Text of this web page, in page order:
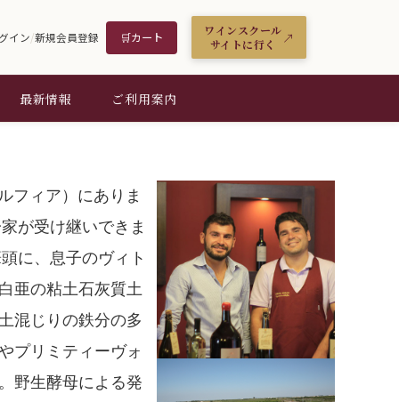
イン/新規会員登録 🛒カート
ワインスクール
サイトに行く
最新情報 ご利用案内
フィア）にありま
が受け継いできま
に、息子のヴィト
亜の粘土石灰質土
混じりの鉄分の多
プリミティーヴォ
野生酵母による発